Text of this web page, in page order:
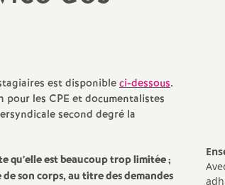
d’information
est disponibleci-dessous.
pour les CPE et documentalistes
second degré la
qu’elle est beaucoup trop limitée;
son corps, au titre des demandes